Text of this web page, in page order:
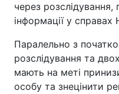
через розслідування,
інформації у справах
Паралельно з
розслідування та
мають на меті
особу та знецінити